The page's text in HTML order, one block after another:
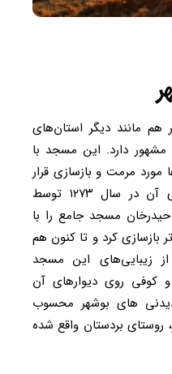
هم مانند دیگر استان‌های
دارد. این مسجد با
مورد مرمت و بازسازی قرار
گرفته است، که آخرین بازسازی آن در سال ۱۲۷۳ توسط
مسجد جامع را با
بازسازی کرد و تا کنون هم
زیبایی‌های این مسجد
کوفی روی دیوار‌های آن
های بوشهر محسوب
روستای بردستان واقع شده